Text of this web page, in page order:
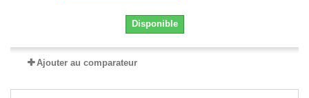
Disponible
Ajouter au comparateur